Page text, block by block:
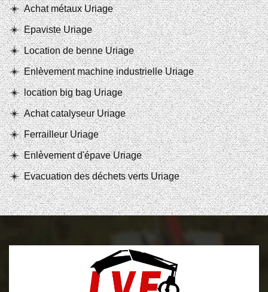
Achat métaux Uriage
Epaviste Uriage
Location de benne Uriage
Enlèvement machine industrielle Uriage
location big bag Uriage
Achat catalyseur Uriage
Ferrailleur Uriage
Enlèvement d'épave Uriage
Evacuation des déchets verts Uriage